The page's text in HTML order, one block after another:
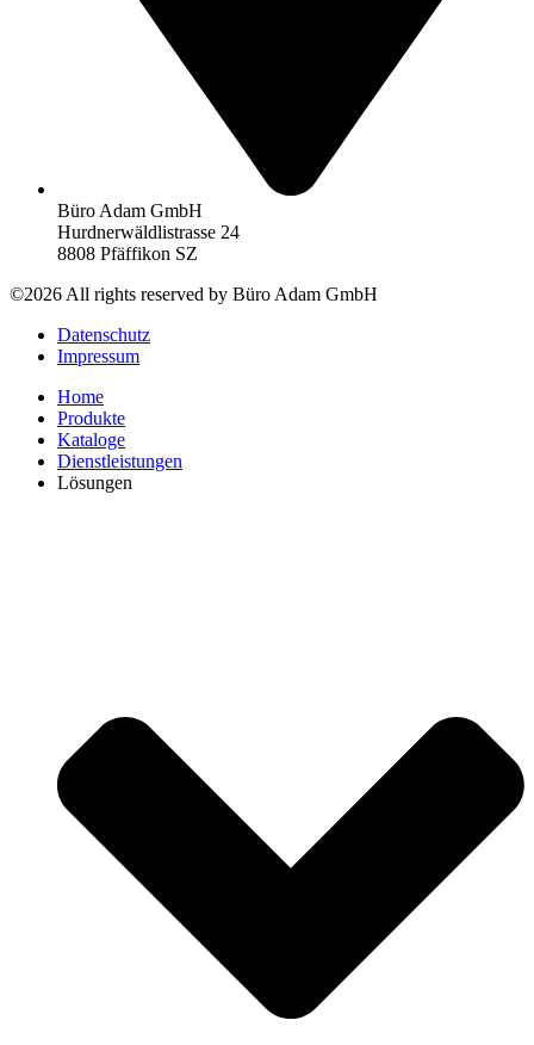
Büro Adam GmbH
Hurdnerwäldlistrasse 24
8808 Pfäffikon SZ
©2026 All rights reserved by Büro Adam GmbH
Datenschutz
Impressum
Home
Produkte
Kataloge
Dienstleistungen
Lösungen